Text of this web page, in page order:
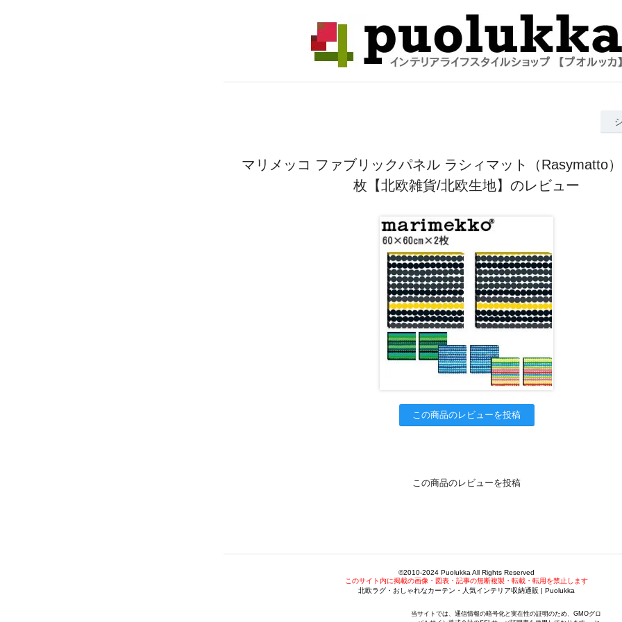
マリメッコ ファブリックパネル ラシィマット（Rasymatto
枚【北欧雑貨/北欧生地】のレビュー
この商品のレビューを投稿
この商品のレビューを投稿
©2010-2024 Puolukka All Rights Reserved
このサイト内に掲載の画像・図表・記事の無断複製・転載・転用を禁止します
北欧ラグ・おしゃれなカーテン・人気インテリア収納通販 | Puolukka
当サイトでは、通信情報の暗号化と実在性の証明のため、GMOグロ